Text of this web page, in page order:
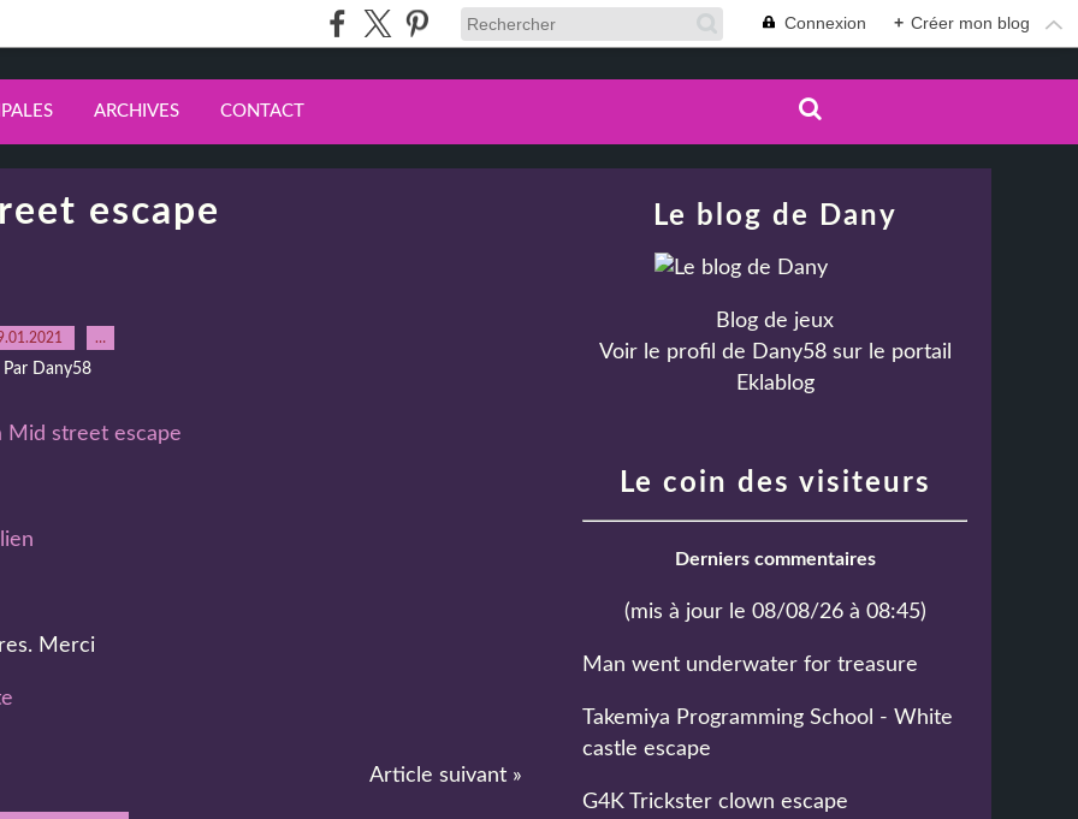
Connexion + Créer mon blog
ARCHIVES CONTACT
escape
…
Par Dany58
Merci
Article suivant »
Le blog de Dany
Blog de jeux
Voir le profil de Dany58sur le portail
Eklablog
Le coin des visiteurs
Derniers commentaires
(mis à jour le 08/08/26 à 08:45)
Man went underwater for treasure
Takemiya Programming School - White
castle escape
G4K Trickster clown escape